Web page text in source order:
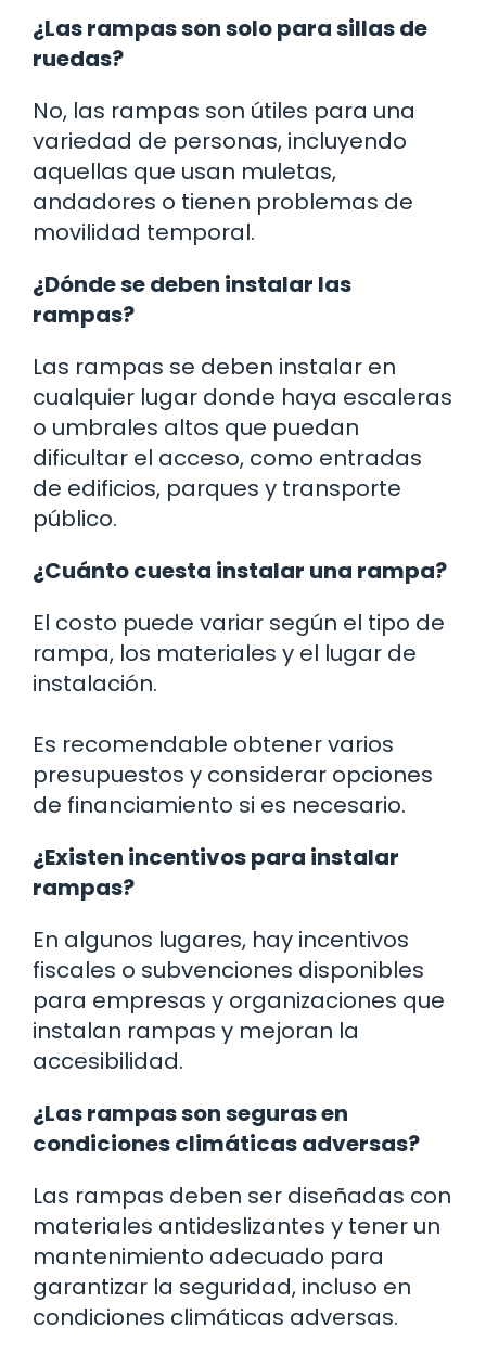
¿Las rampas son solo para sillas de
ruedas?
No, las rampas son útiles para una
variedad de personas, incluyendo
aquellas que usan muletas,
andadores o tienen problemas de
movilidad temporal.
¿Dónde se deben instalar las
rampas?
Las rampas se deben instalar en
cualquier lugar donde haya escaleras
o umbrales altos que puedan
dificultar el acceso, como entradas
de edificios, parques y transporte
público.
¿Cuánto cuesta instalar una rampa?
El costo puede variar según el tipo de
rampa, los materiales y el lugar de
instalación.
Es recomendable obtener varios
presupuestos y considerar opciones
de financiamiento si es necesario.
¿Existen incentivos para instalar
rampas?
En algunos lugares, hay incentivos
fiscales o subvenciones disponibles
para empresas y organizaciones que
instalan rampas y mejoran la
accesibilidad.
¿Las rampas son seguras en
condiciones climáticas adversas?
Las rampas deben ser diseñadas con
materiales antideslizantes y tener un
mantenimiento adecuado para
garantizar la seguridad, incluso en
condiciones climáticas adversas.